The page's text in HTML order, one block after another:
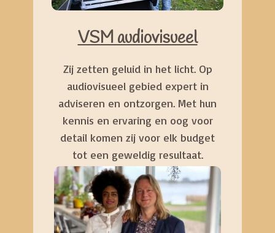
VSM audiovisueel
Zij zetten geluid in het licht. Op
audiovisueel gebied expert in
adviseren en ontzorgen. Met hun
kennis en ervaring en oog voor
detail komen zij voor elk budget
tot een geweldig resultaat.